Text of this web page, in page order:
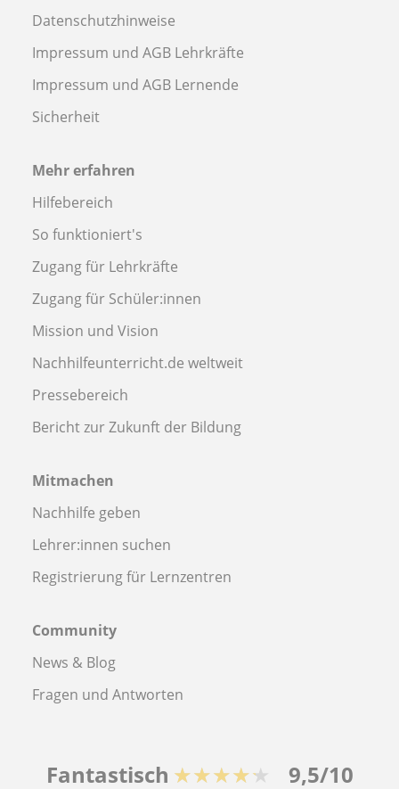
Datenschutzhinweise
Impressum und AGB Lehrkräfte
Impressum und AGB Lernende
Sicherheit
Mehr erfahren
Hilfebereich
So funktioniert's
Zugang für Lehrkräfte
Zugang für Schüler:innen
Mission und Vision
Nachhilfeunterricht.de weltweit
Pressebereich
Bericht zur Zukunft der Bildung
Mitmachen
Nachhilfe geben
Lehrer:innen suchen
Registrierung für Lernzentren
Community
News & Blog
Fragen und Antworten
Fantastisch ★★★★★ 9,5/10